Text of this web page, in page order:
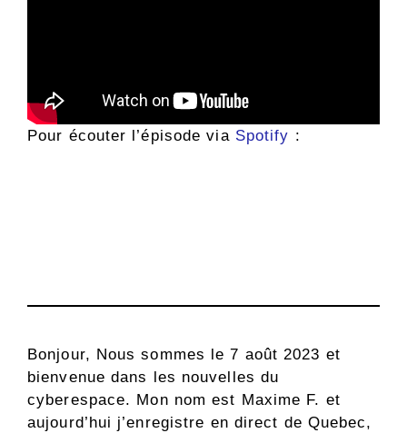
Pour écouter l’épisode via Spotify :
Bonjour, Nous sommes le 7 août 2023 et
bienvenue dans les nouvelles du
cyberespace. Mon nom est Maxime F. et
aujourd’hui j’enregistre en direct de Quebec,